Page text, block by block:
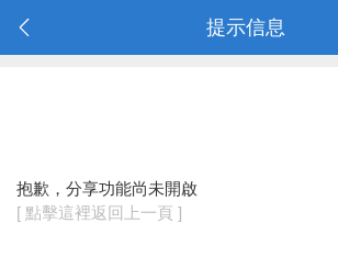
提示信息
抱歉，分享功能尚未開啟
[ 點擊這裡返回上一頁 ]